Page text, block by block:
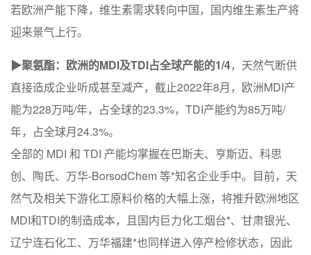
若欧洲产能下降，维生素需求转向中国，国内维生素生产将
迎来景气上行。
▶聚氨酯：欧洲的MDI及TDI占全球产能的1/4，天然气断供
直接造成企业听成甚至减产，截止2022年8月，欧洲MDI产
能为228万吨/年，占全球的23.3%，TDI产能约为85万吨/
年，占全球月24.3%。
全部的 MDI 和 TDI 产能均掌握在巴斯夫、亨斯迈、科思
创、陶氏、万华-BorsodChem 等*知名企业手中。目前，天
然气及相关下游化工原料价格的大幅上涨，将推升欧洲地区
MDI和TDI的制造成本，且国内巨力化工烟台*、甘肃银光、
辽宁连石化工、万华福建*也同样进入停产检修状态，因此